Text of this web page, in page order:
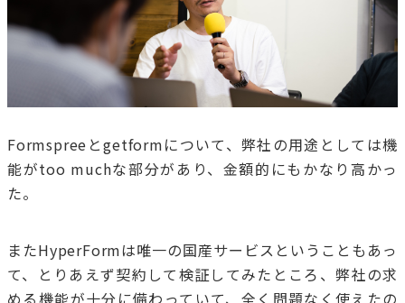
Formspreeとgetformについて、弊社の用途としては機
能がtoo muchな部分があり、金額的にもかなり高かっ
た。
またHyperFormは唯一の国産サービスということもあっ
て、とりあえず契約して検証してみたところ、弊社の求